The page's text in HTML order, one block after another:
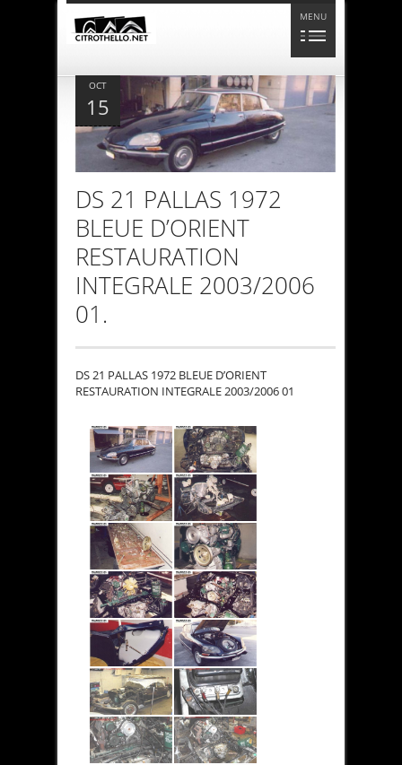
MENU
OCT
15
DS 21 PALLAS 1972
BLEUE D’ORIENT
RESTAURATION
INTEGRALE 2003/2006
01.
DS 21 PALLAS 1972 BLEUE D’ORIENT
RESTAURATION INTEGRALE 2003/2006 01